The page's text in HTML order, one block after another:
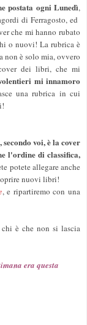
postata ogni Lunedì,
di Ferragosto, ed
che mi hanno rubato
o nuovi! La rubrica è
non è solo mia, ovvero
dei libri, che mi
mi innamoro
una rubrica in cui
secondo voi, è la cover
l'ordine di classifica,
potete allegare anche
nuovi libri!
, e ripartiremo con una
è che non si lascia
era questa